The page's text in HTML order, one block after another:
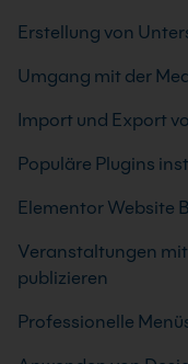
Erstellung von
Umgang mit der
Import und Export
Populäre Plugins
Elementor Website
Veranstaltungen
publizieren
Professionelle